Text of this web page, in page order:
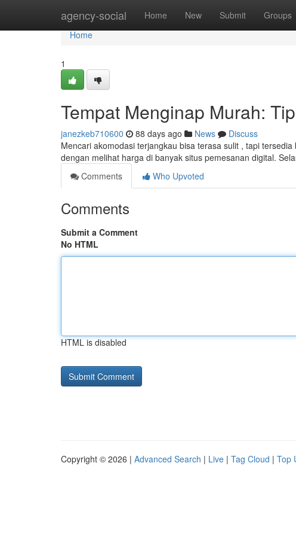
agency-social Home New Submit Groups
Home
Home
1
Tempat Menginap Murah:
janezkeb710600 88 days ago News
Discuss
Mencari akomodasi terjangkau bisa terasa sulit , tapi
dengan melihat harga di banyak situs pemesanan digital.
Comments
Who Upvoted
Comments
Submit a Comment
No HTML
HTML is disabled
Copyright © 2026 | Advanced Search | Live | Tag Cloud | Top